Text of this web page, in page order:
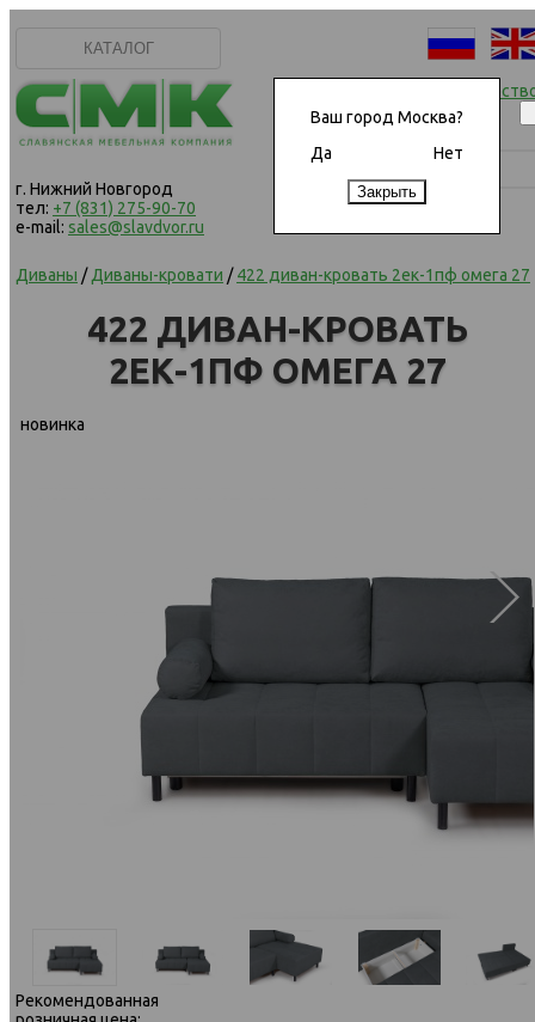
Ваш город Москва?
Да
Нет
КАТАЛОГ
г. Нижний Новгород
тел: +7 (831) 275-90-70
e-mail: sales@slavdvor.ru
Начать
Диваны /Диваны-кровати /422 диван-кровать 2ек-1пф омега 27
Рекомендованная
422 ДИВАН-КРОВАТЬ
2ЕК-1ПФ ОМЕГА 27
новинка